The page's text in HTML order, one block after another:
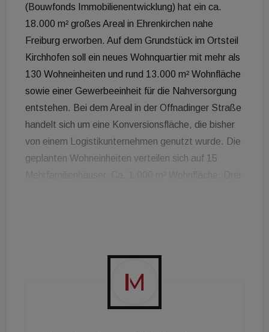
(Bouwfonds Immobilienentwicklung) hat ein ca.
18.000 m² großes Areal in Ehrenkirchen nahe
Freiburg erworben. Auf dem Grundstück im Ortsteil
Kirchhofen soll ein neues Wohnquartier mit mehr als
130 Wohneinheiten und rund 13.000 m² Wohnfläche
sowie einer Gewerbeeinheit für die Nahversorgung
entstehen. Bei dem Areal in der Offnadinger Straße
handelt sich um eine Konversionsfläche, die bisher
von einem Logistikunternehmen genutzt wurde. Die
geplanten Wohneinheiten verteilen sich auf 15
nachhaltiges Energiekonzept mit
Photovoltaikanlagen und einem zentralen
Blockheizkraftwerk angedacht. Das neue
Wohnquartier soll zudem einen zentralen